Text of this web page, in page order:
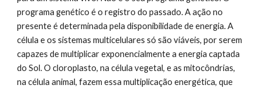
programa genético é o registro do passado. A ação no
presente é determinada pela disponibilidade de energia. A
célula e os sistemas multicelulares só são viáveis, por serem
capazes de multiplicar exponencialmente a energia captada
do Sol. O cloroplasto, na célula vegetal, e as mitocôndrias,
na célula animal, fazem essa multiplicação energética, que